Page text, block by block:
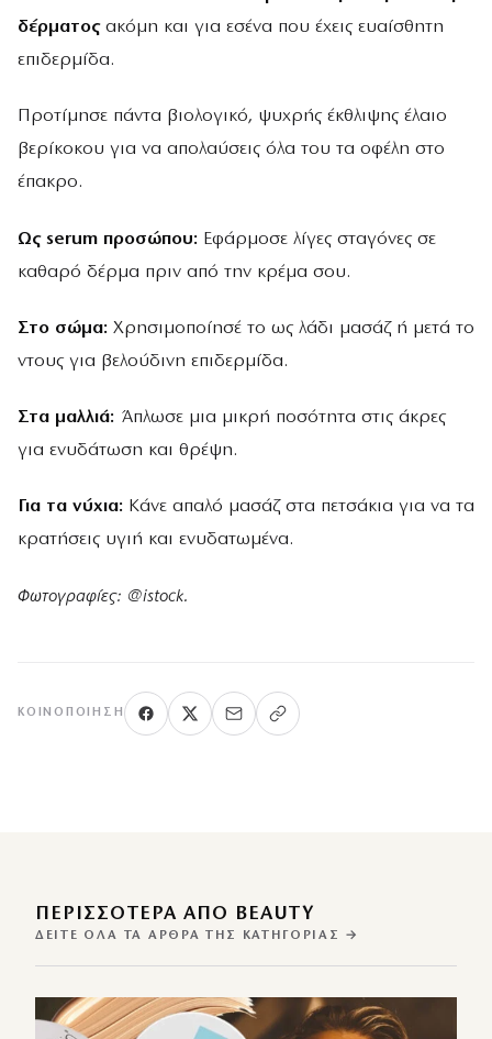
δέρματοςακόμη και για εσένα που έχεις ευαίσθητη
επιδερμίδα.
Προτίμησε πάντα βιολογικό, ψυχρής έκθλιψης έλαιο
βερίκοκου για να απολαύσεις όλα του τα οφέλη στο
έπακρο.
Ως serum προσώπου: Εφάρμοσε λίγες σταγόνες σε
καθαρό δέρμα πριν από την κρέμα σου.
Στο σώμα: Χρησιμοποίησέ το ως λάδι μασάζ ή μετά το
ντους για βελούδινη επιδερμίδα.
Στα μαλλιά: Άπλωσε μια μικρή ποσότητα στις άκρες
για ενυδάτωση και θρέψη.
Για τα νύχια: Κάνε απαλό μασάζ στα πετσάκια για να τα
κρατήσεις υγιή και ενυδατωμένα.
Φωτογραφίες: @istock.
ΚΟΙΝΟΠΟΊΗΣΗ
ΠΕΡΙΣΣΌΤΕΡΑ ΑΠΌ BEAUTY
ΔΕΊΤΕ ΌΛΑ ΤΑ ΆΡΘΡΑ ΤΗΣ ΚΑΤΗΓΟΡΊΑΣ →